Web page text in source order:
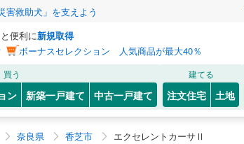
害救助犬」を支えよう
便利に新規取得
ボーナスセレクション 人気商品が最大40％
買う
ン 新築一戸建て 中古一戸建て
建てる
注文住宅 土地
奈良県 香芝市 エクセレントカーサⅡ